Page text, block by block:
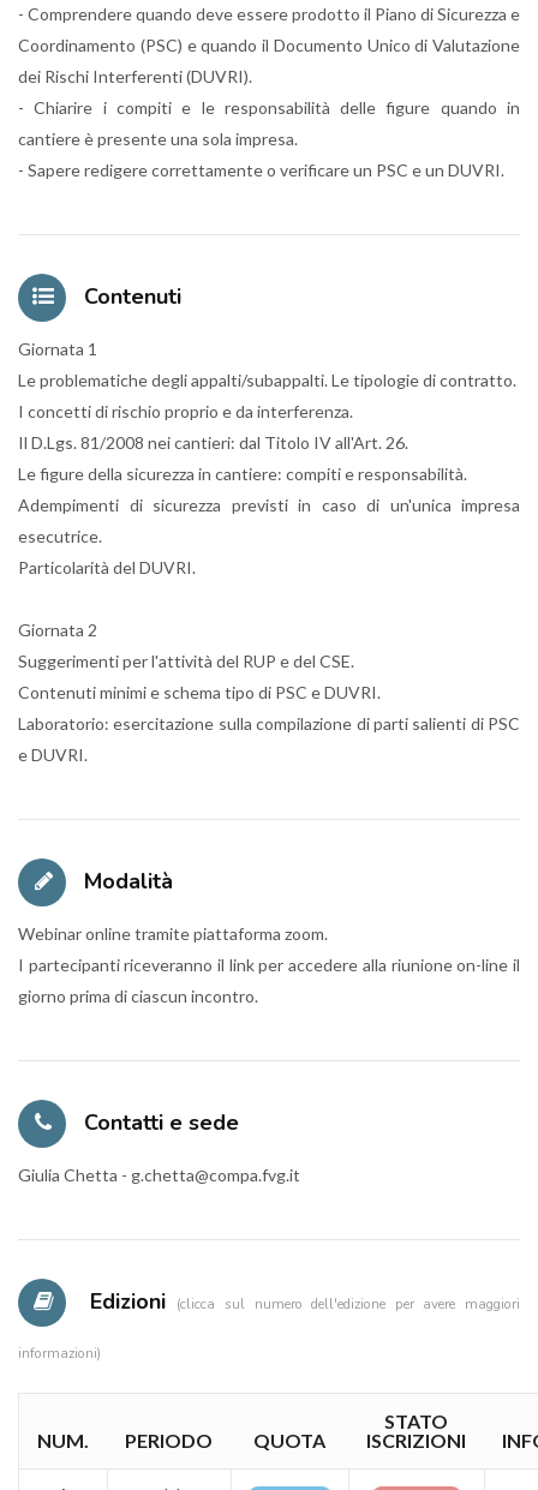
- Comprendere quando deve essere prodotto il Piano di Sicurezza e
Coordinamento (PSC) e quando il Documento Unico di Valutazione
dei Rischi Interferenti (DUVRI).
- Chiarire i compiti e le responsabilità delle figure quando in
cantiere è presente una sola impresa.
- Sapere redigere correttamente o verificare un PSC e un DUVRI.
Contenuti
Giornata 1
Le problematiche degli appalti/subappalti. Le tipologie di contratto.
I concetti di rischio proprio e da interferenza.
Il D.Lgs. 81/2008 nei cantieri: dal Titolo IV all'Art. 26.
Le figure della sicurezza in cantiere: compiti e responsabilità.
Adempimenti di sicurezza previsti in caso di un'unica impresa
esecutrice.
Particolarità del DUVRI.
Giornata 2
Suggerimenti per l'attività del RUP e del CSE.
Contenuti minimi e schema tipo di PSC e DUVRI.
Laboratorio: esercitazione sulla compilazione di parti salienti di PSC
e DUVRI.
Modalità
Webinar online tramite piattaforma zoom.
I partecipanti riceveranno il link per accedere alla riunione on-line il
giorno prima di ciascun incontro.
Contatti e sede
Giulia Chetta - g.chetta@compa.fvg.it
Edizioni (clicca sul numero dell'edizione per avere maggiori
informazioni)
NUM. PERIODO QUOTA
STATO
ISCRIZIONI